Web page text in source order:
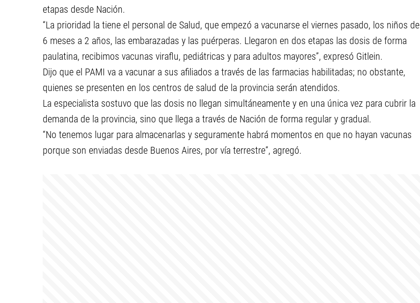
etapas desde Nación.
“La prioridad la tiene el personal de Salud, que empezó a vacunarse el viernes pasado, los niños de
6 meses a 2 años, las embarazadas y las puérperas. Llegaron en dos etapas las dosis de forma
paulatina, recibimos vacunas viraflu, pediátricas y para adultos mayores”, expresó Gitlein.
Dijo que el PAMI va a vacunar a sus afiliados a través de las farmacias habilitadas; no obstante,
quienes se presenten en los centros de salud de la provincia serán atendidos.
La especialista sostuvo que las dosis no llegan simultáneamente y en una única vez para cubrir la
demanda de la provincia, sino que llega a través de Nación de forma regular y gradual.
“No tenemos lugar para almacenarlas y seguramente habrá momentos en que no hayan vacunas
porque son enviadas desde Buenos Aires, por vía terrestre”, agregó.